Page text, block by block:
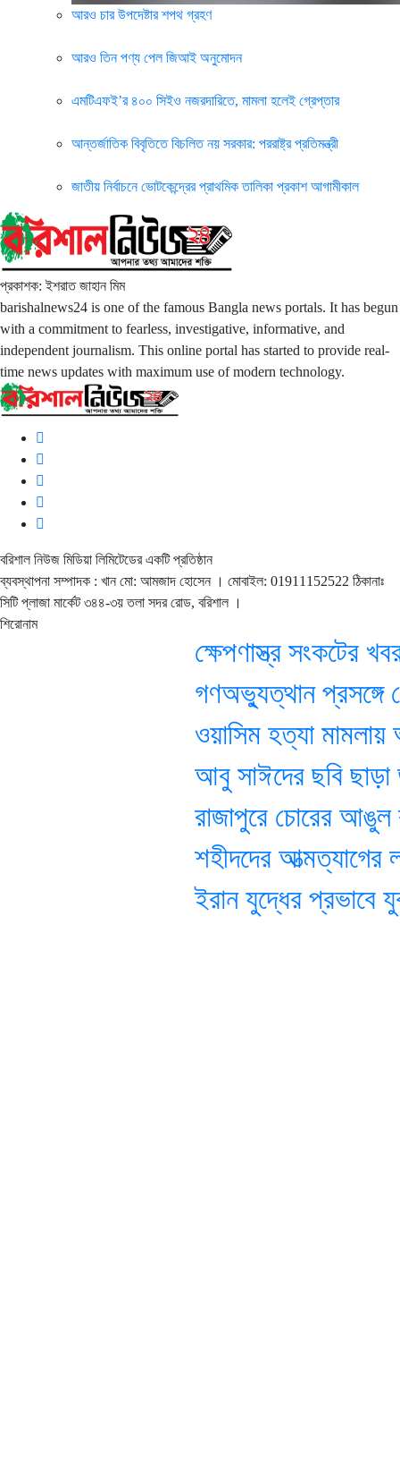
আরও চার উপদেষ্টার শপথ গ্রহণ
আরও তিন পণ্য পেল জিআই অনুমোদন
এমটিএফই’র ৪০০ সিইও নজরদারিতে, মামলা হলেই গ্রেপ্তার
আন্তর্জাতিক বিবৃতিতে বিচলিত নয় সরকার: পররাষ্ট্র প্রতিমন্ত্রী
জাতীয় নির্বাচনে ভোটকেন্দ্রের প্রাথমিক তালিকা প্রকাশ আগামীকাল
প্রকাশক: ইশরাত জাহান মিম
barishalnews24 is one of the famous Bangla news portals. It has begun
with a commitment to fearless, investigative, informative, and
independent journalism. This online portal has started to provide real-
time news updates with maximum use of modern technology.
বরিশাল নিউজ মিডিয়া লিমিটেডের একটি প্রতিষ্ঠান
ব্যবস্থাপনা সম্পাদক : খান মো: আমজাদ হোসেন । মোবাইল: 01911152522 ঠিকানাঃ
সিটি প্লাজা মার্কেট ৩৪৪-৩য় তলা সদর রোড, বরিশাল ।
শিরোনাম
ক্ষেপণাস্ত্র সংকটের
গণঅভ্যুত্থান প্রসঙ্গে
ওয়াসিম হত্যা মামলায়
আবু সাঈদের ছবি ছাড়া
রাজাপুরে চোরের আঙুল
শহীদদের আত্মত্যাগের
ইরান যুদ্ধের প্রভাবে